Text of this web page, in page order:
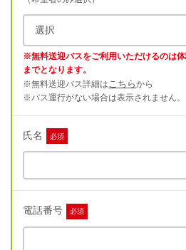
※無料送迎バスをご利用いただけるのは
までとなります。
※無料送迎バス詳細は こちらから
※バス運行がない場合は表示されません。
氏名 必須
電話番号 必須